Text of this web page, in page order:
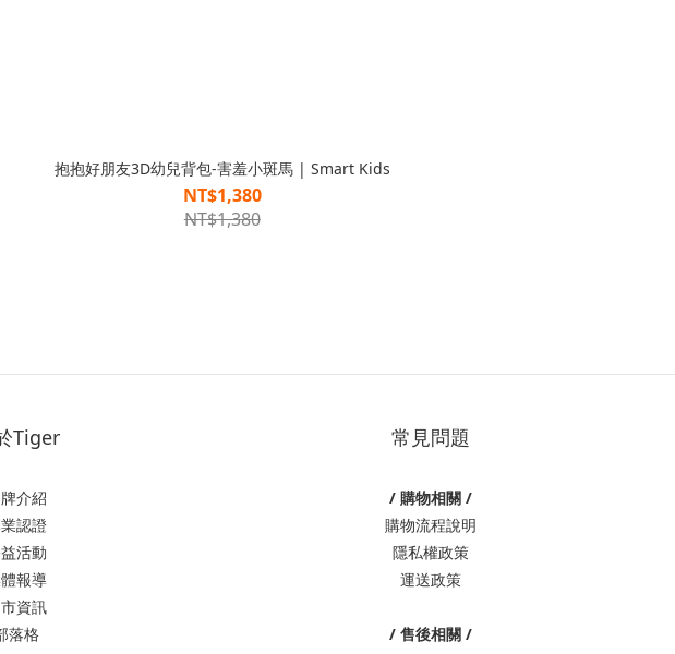
抱抱好朋友3D幼兒背包-害羞小斑馬 | Smart Kids
NT$1,380
NT$1,380
Tiger
介紹
認證
活動
報導
資訊
落格
常見問題
/ 購物相關 /
購物流程說明
隱私權政策
運送政策
/ 售後相關 /